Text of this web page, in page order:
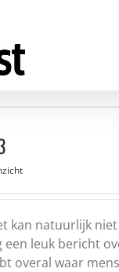
kan natuurlijk
een leuk bericht
overal waar